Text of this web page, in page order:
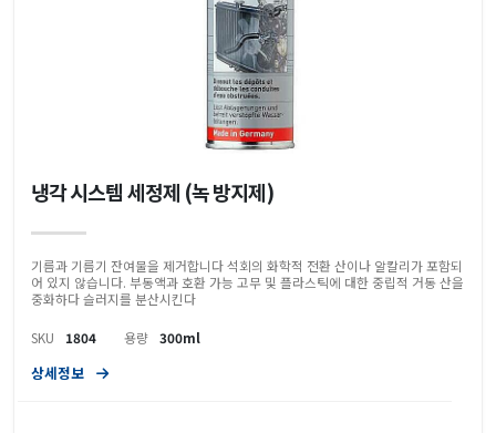
냉각 시스템 세정제 (녹 방지제)
기름과 기름기 잔여물을 제거합니다 석회의 화학적 전환 산이나 알칼리가 포함되
어 있지 않습니다. 부동액과 호환 가능 고무 및 플라스틱에 대한 중립적 거동 산을
중화하다 슬러지를 분산시킨다
SKU 1804 용량 300ml
상세정보